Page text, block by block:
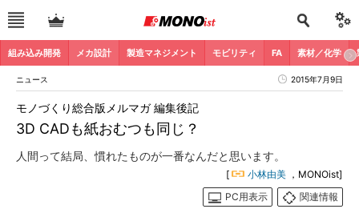
組み込み開発 メカ設計 製造マネジメント モビリティ FA 素材／化学
ニュース 2015年7月9日
3D CADも紙おむつも同じ？
モノづくり総合版メルマガ 編集後記
人間って結局、慣れたものが一番なんだと思います。
[ 小林由美 ，MONOist]
PC用表示
関連情報